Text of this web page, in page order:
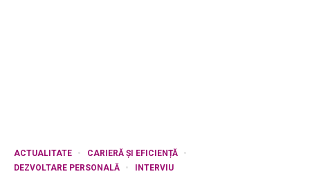
ACTUALITATE
CARIERĂ ȘI EFICIENȚĂ
DEZVOLTARE PERSONALĂ
INTERVIU